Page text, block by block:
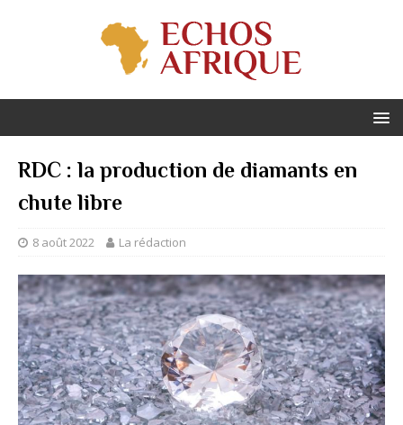
RDC : la production de diamants en
chute libre
8 août 2022 La rédaction